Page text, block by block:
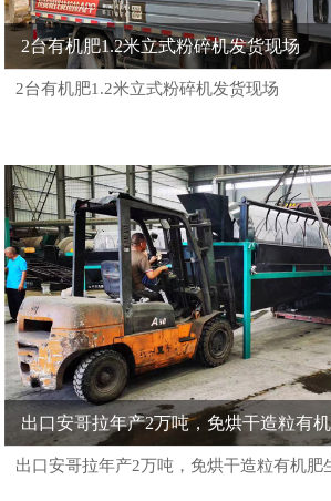
2台有机肥1.2米立式粉碎机发货现场
2台有机肥1.2米立式粉碎机发货现场
出口安哥拉年产2万吨，免烘干造粒有机肥